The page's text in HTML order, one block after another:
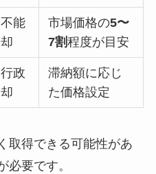
能
市場価格の5〜
7割程度が目安
政
滞納額に応じ
た価格設定
取得できる可能性があ
必要です。